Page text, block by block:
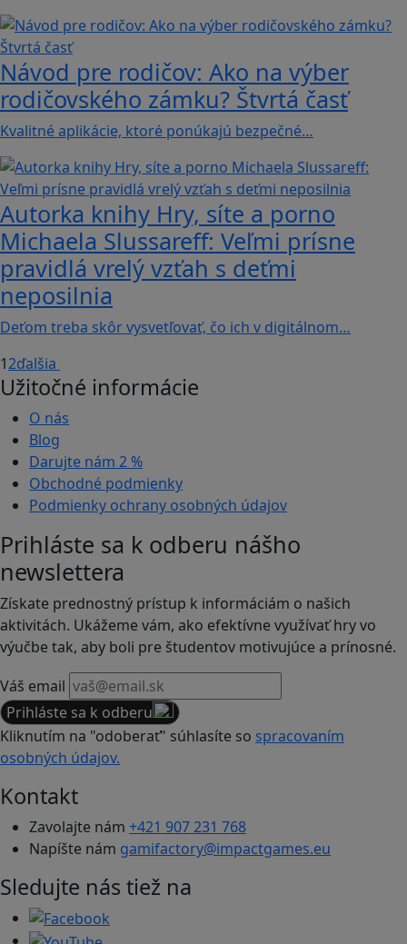
Návod pre rodičov: Ako na výber
rodičovského zámku? Štvrtá časť
Kvalitné aplikácie, ktoré ponúkajú bezpečné…
Autorka knihy Hry, síte a porno
Michaela Slussareff: Veľmi prísne
pravidlá vrelý vzťah s deťmi
neposilnia
Deťom treba skôr vysvetľovať, čo ich v digitálnom…
12ďalšia
Užitočné informácie
O nás
Blog
Darujte nám 2 %
Obchodné podmienky
Podmienky ochrany osobných údajov
Prihláste sa k odberu nášho
newslettera
Získate prednostný prístup k informáciám o našich
aktivitách. Ukážeme vám, ako efektívne využívať hry vo
výučbe tak, aby boli pre študentov motivujúce a prínosné.
Váš email
Prihláste sa k odberu
Kliknutím na "odoberať" súhlasíte so spracovaním
osobných údajov.
Kontakt
Zavolajte nám +421 907 231 768
Napíšte nám gamifactory@impactgames.eu
Sledujte nás tiež na